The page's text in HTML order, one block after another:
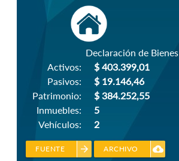
Declaración de Bienes
Activos:
Pasivos:
Patrimonio:
Inmuebles:
Vehículos:
$ 403.399,01
$ 19.146,46
$ 384.252,55
5
2
arrow_forward
FUENTE cloud_download
ARCHIVO